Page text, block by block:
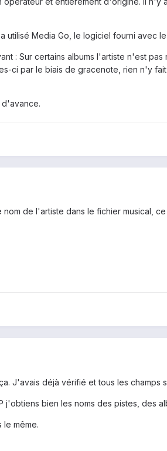
utilisé Media Go, le logiciel fourni avec
: Sur certains albums l'artiste n'est
ci par le biais de gracenote, rien n'y
de l'artiste dans le fichier musical,
J'avais déjà vérifié et tous les champs
bien les noms des pistes, des
le même.